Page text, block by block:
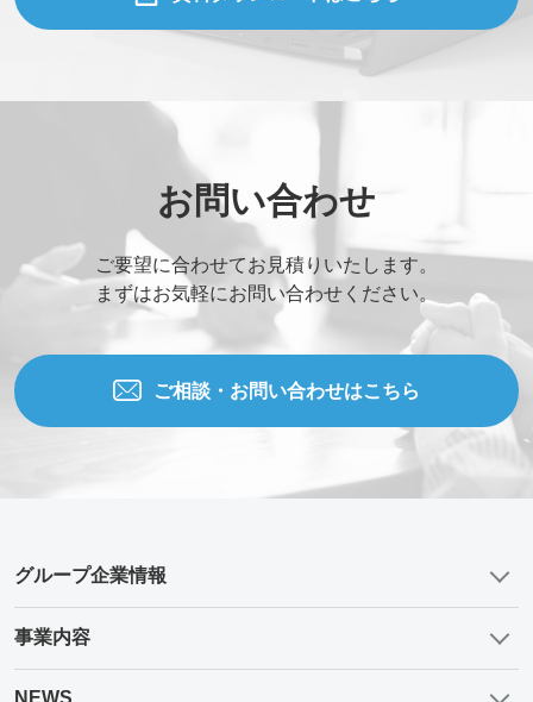
お問い合わせ
ご要望に合わせてお見積りいたします。
まずはお気軽にお問い合わせください。
ご相談・お問い合わせはこちら
グループ企業情報
事業内容
NEWS